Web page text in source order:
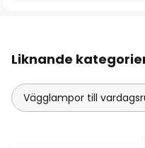
Liknande
Vägglampor till